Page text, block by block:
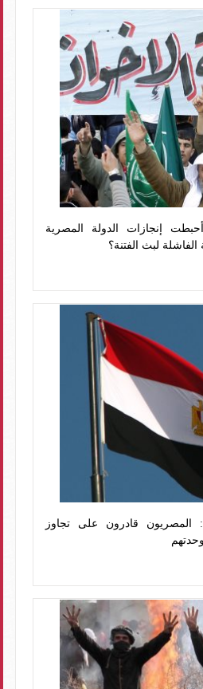
إنجازات الدولة المصرية
الفاشلة لبث الفتنة؟
المصريون قادرون على تجاوز